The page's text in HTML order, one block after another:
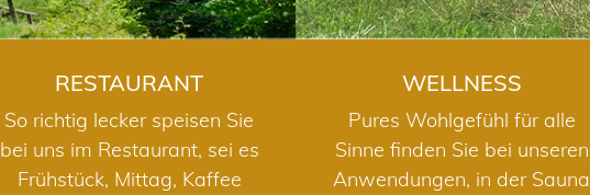
RESTAURANT
So richtig lecker speisen Sie
bei uns im Restaurant, sei es
Frühstück, Mittag, Kaffee
WELLNESS
Pures Wohlgefühl für alle
Sinne finden Sie bei unseren
Anwendungen, in der Sauna